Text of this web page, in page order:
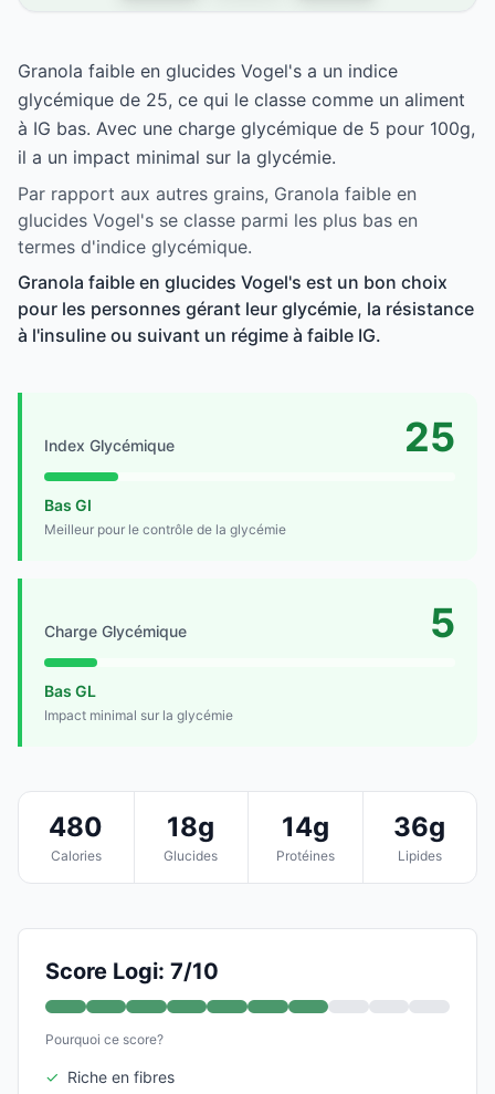
Granola faible en glucides Vogel's a un indice
glycémique de 25, ce qui le classe comme un aliment
à IG bas. Avec une charge glycémique de 5 pour 100g,
il a un impact minimal sur la glycémie.
Par rapport aux autres grains, Granola faible en
glucides Vogel's se classe parmi les plus bas en
termes d'indice glycémique.
Granola faible en glucides Vogel's est un bon choix
pour les personnes gérant leur glycémie, la résistance
à l'insuline ou suivant un régime à faible IG.
Index Glycémique 25
Bas GI
Meilleur pour le contrôle de la glycémie
Charge Glycémique 5
Bas GL
Impact minimal sur la glycémie
480
Calories
18g
Glucides
14g
Protéines
36g
Lipides
Score Logi: 7/10
Pourquoi ce score?
✓ Riche en fibres